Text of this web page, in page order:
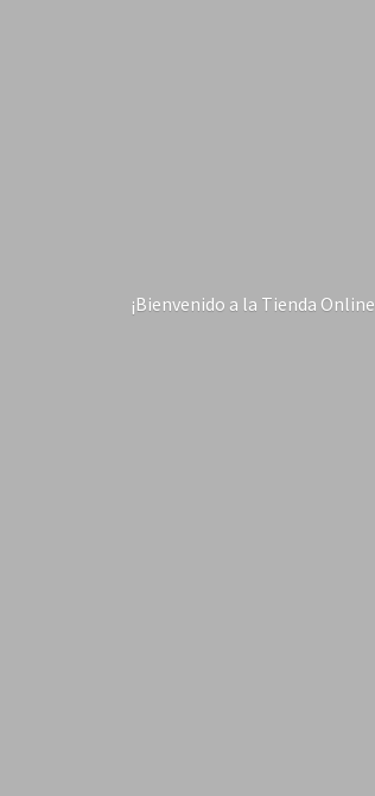
¡Bienvenido a la Tienda Online